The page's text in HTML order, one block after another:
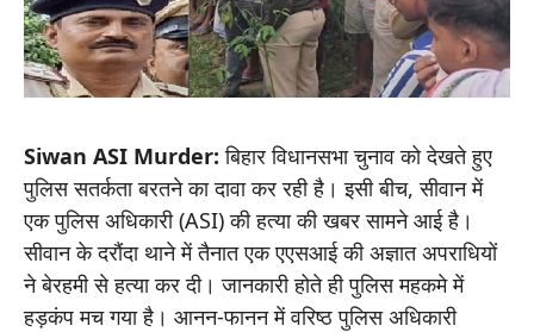
Siwan ASI Murder:बिहार विधानसभा चुनाव को देखते हुए
पुलिस सतर्कता बरतने का दावा कर रही है। इसी बीच, सीवान में
एक पुलिस अधिकारी (ASI) की हत्या की खबर सामने आई है।
सीवान के दरौंदा थाने में तैनात एक एएसआई की अज्ञात अपराधियों
ने बेरहमी से हत्या कर दी। जानकारी होते ही पुलिस महकमे में
हड़कंप मच गया है। आनन-फानन में वरिष्ठ पुलिस अधिकारी